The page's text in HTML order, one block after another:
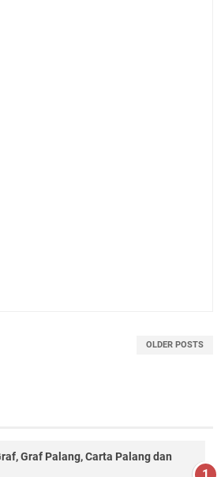
OLDER POSTS
Graf Palang, Carta Palang dan